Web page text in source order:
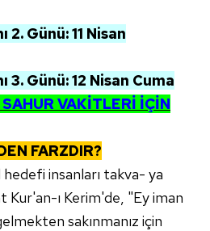
2. Günü: 11 Nisan
3. Günü: 12 Nisan Cuma
VAKİTLERİ İÇİN
FARZDIR?
insanları takva- ya
ı Kerim'de, "Ey iman
sakınmanız için